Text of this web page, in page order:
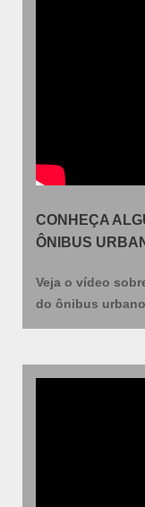
de alta qualidade,
básica destinada.
na lista abaixo:
resistência contra
DE ALUMÍNIO
como faróis,
CONHEÇA
ÔNIBUS
Veja o vídeo
do ônibus